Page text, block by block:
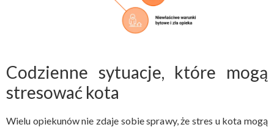
Codzienne sytuacje, które mogą
stresować kota
Wielu opiekunów nie zdaje sobie sprawy, że stres u kota mogą